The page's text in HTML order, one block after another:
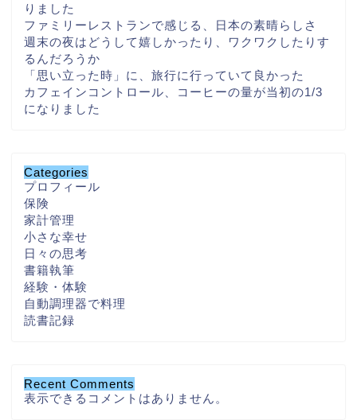
りました
ファミリーレストランで感じる、日本の素晴らしさ
週末の夜はどうして嬉しかったり、ワクワクしたりす
るんだろうか
「思い立った時」に、旅行に行っていて良かった
カフェインコントロール、コーヒーの量が当初の1/3
になりました
Categories
プロフィール
保険
家計管理
小さな幸せ
日々の思考
書籍執筆
経験・体験
自動調理器で料理
読書記録
Recent Comments
表示できるコメントはありません。